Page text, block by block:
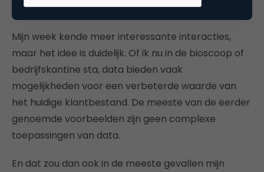
Conclusie
Mijn week kende meer interessante interacties,
maar het idee is duidelijk. Of ik nu in de bioscoop of
bedrijfskantine sta, data bieden vaak
mogelijkheden voor een verbeterde waarde van
het huidige klantbestand. De meeste van de eerder
genoemde voorbeelden zijn geen complexe
toepassingen van data.
En dat zou dan ook in de meeste gevallen mijn